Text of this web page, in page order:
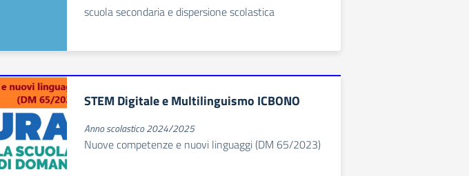
scuola secondaria e dispersione scolastica
STEM Digitale e Multilinguismo ICBONO
Anno scolastico 2024/2025
Nuove competenze e nuovi linguaggi (DM 65/2023)